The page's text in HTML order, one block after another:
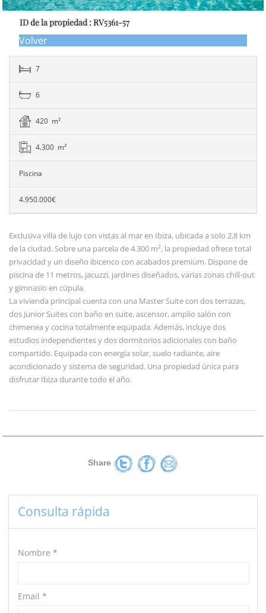
ID de la propiedad : RV5361-57
Volver
7
6
420 m²
4.300 m²
Piscina
4.950.000€
Exclusiva villa de lujo con vistas al mar en Ibiza, ubicada a solo 2,8 km
de la ciudad. Sobre una parcela de 4.300 m², la propiedad ofrece total
privacidad y un diseño ibicenco con acabados premium. Dispone de
piscina de 11 metros, jacuzzi, jardines diseñados, varias zonas chill-out
y gimnasio en cúpula.
La vivienda principal cuenta con una Master Suite con dos terrazas,
dos Junior Suites con baño en suite, ascensor, amplio salón con
chimenea y cocina totalmente equipada. Además, incluye dos
estudios independientes y dos dormitorios adicionales con baño
compartido. Equipada con energía solar, suelo radiante, aire
acondicionado y sistema de seguridad. Una propiedad única para
disfrutar Ibiza durante todo el año.
Share
Consulta rápida
Nombre *
Email *